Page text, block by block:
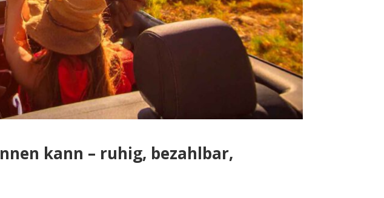
kann – ruhig, bezahlbar,